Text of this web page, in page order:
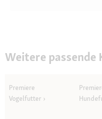
Weitere passende
Premiere
Vogelfutter